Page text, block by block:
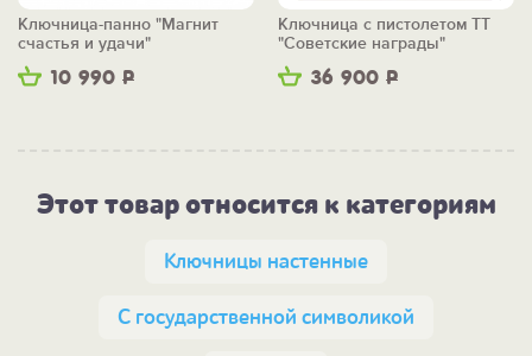
10 990 Р
Ключница-панно "Магнит
счастья и удачи"
36 900 Р
Ключница с пистолетом ТТ
"Советские награды"
Этот товар относится к категориям
Ключницы настенные
С государственной символикой